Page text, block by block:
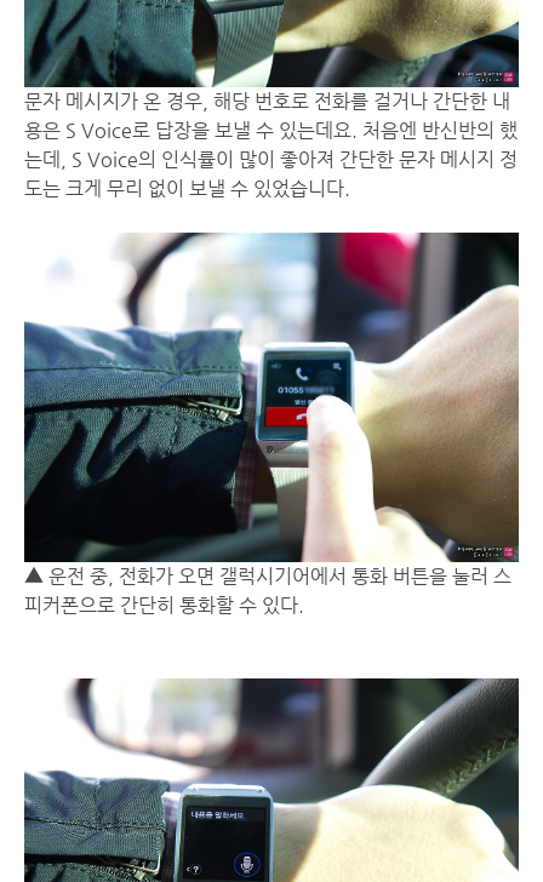
문자 메시지가 온 경우, 해당 번호로 전화를 걸거나 간단한 내
용은 S Voice로 답장을 보낼 수 있는데요. 처음엔 반신반의 했
는데, S Voice의 인식률이 많이 좋아져 간단한 문자 메시지 정
도는 크게 무리 없이 보낼 수 있었습니다.
▲ 운전 중, 전화가 오면 갤럭시기어에서 통화 버튼을 눌러 스
피커폰으로 간단히 통화할 수 있다.